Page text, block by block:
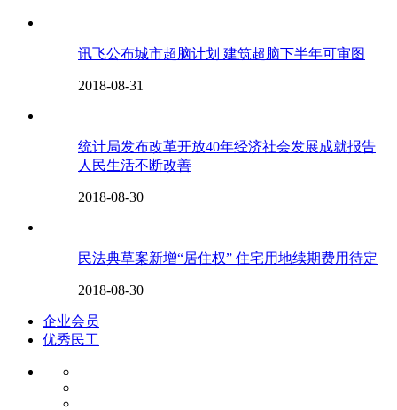
讯飞公布城市超脑计划 建筑超脑下半年可审图
2018-08-31
统计局发布改革开放40年经济社会发展成就报告
人民生活不断改善
2018-08-30
民法典草案新增“居住权” 住宅用地续期费用待定
2018-08-30
企业会员
优秀民工